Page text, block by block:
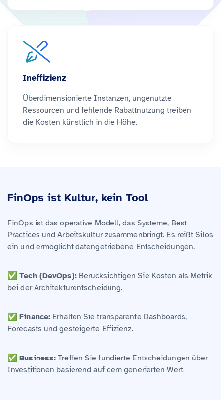
Ineffizienz
Überdimensionierte Instanzen, ungenutzte
Ressourcen und fehlende Rabattnutzung treiben
die Kosten künstlich in die Höhe.
FinOps ist Kultur, kein Tool
FinOps ist das operative Modell, das Systeme, Best
Practices und Arbeitskultur zusammenbringt. Es reißt Silos
ein und ermöglicht datengetriebene Entscheidungen.
✅Tech (DevOps):Berücksichtigen Sie Kosten als Metrik
bei der Architekturentscheidung.
✅Finance: Erhalten Sie transparente Dashboards,
Forecasts und gesteigerte Effizienz.
✅Business: Treffen Sie fundierte Entscheidungen über
Investitionen basierend auf dem generierten Wert.